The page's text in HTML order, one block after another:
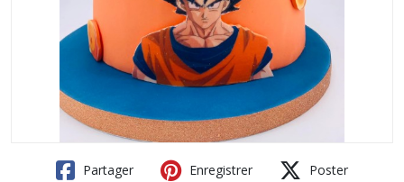
Partager Enregistrer Poster